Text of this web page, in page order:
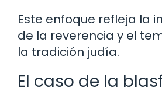
Este enfoque refleja la
de la reverencia y el
la tradición judía.
El caso de la